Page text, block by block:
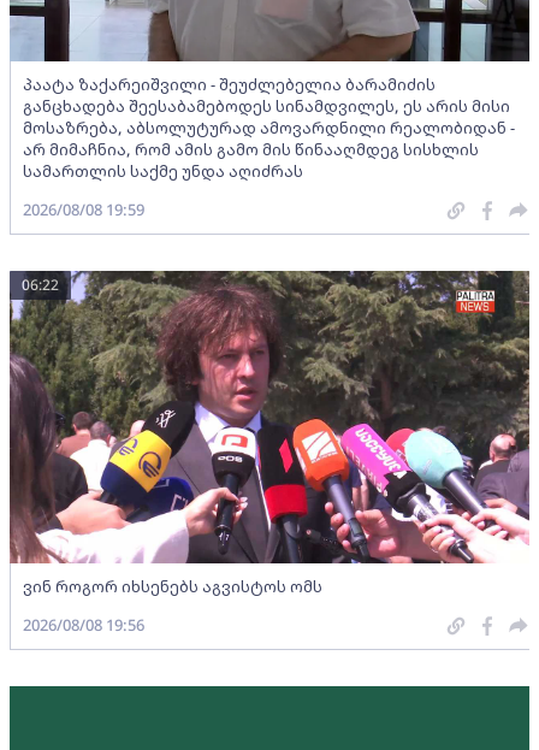
პაატა ზაქარეიშვილი - შეუძლებელია ბარამიძის
განცხადება შეესაბამებოდეს სინამდვილეს, ეს არის მისი
მოსაზრება, აბსოლუტურად ამოვარდნილი რეალობიდან -
არ მიმაჩნია, რომ ამის გამო მის წინააღმდეგ სისხლის
სამართლის საქმე უნდა აღიძრას
2026/08/08 19:59
ვინ როგორ იხსენებს აგვისტოს ომს
06:22
2026/08/08 19:56